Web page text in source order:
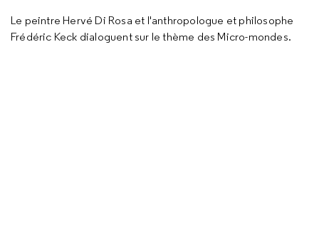
Le peintre Hervé Di Rosa et l'anthropologue et philosophe
Frédéric Keck dialoguent sur le thème des Micro-mondes.